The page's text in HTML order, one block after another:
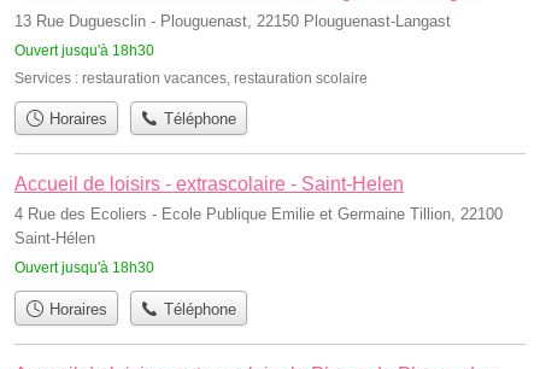
13 Rue Duguesclin - Plouguenast, 22150 Plouguenast-Langast
Ouvert jusqu'à 18h30
Services : restauration vacances, restauration scolaire
Horaires Téléphone
Accueil de loisirs - extrascolaire - Saint-Helen
4 Rue des Ecoliers - Ecole Publique Emilie et Germaine Tillion, 22100
Saint-Hélen
Ouvert jusqu'à 18h30
Horaires Téléphone